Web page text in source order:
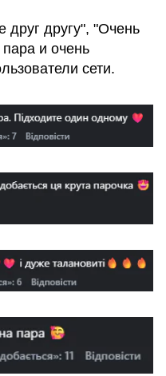
друг другу", "Очень
и очень
сети.